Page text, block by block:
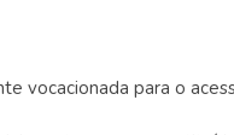
vocacionada para o